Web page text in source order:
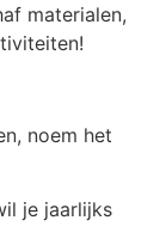
materialen,
noem het
je jaarlijks